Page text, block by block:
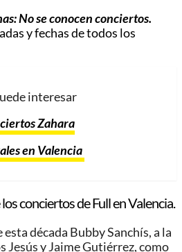
No se conocen conciertos.
y fechas de todos los
interesar
Zahara
en Valencia
conciertos de Full en Valencia.
década Bubby Sanchís, a la
Jesús y Jaime Gutiérrez, como